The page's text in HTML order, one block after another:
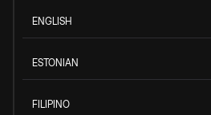
ENGLISH
ESTONIAN
FILIPINO